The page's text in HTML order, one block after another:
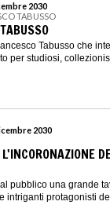
2030
TABUSSO
Tabusso che
per studiosi,
2030
pubblico una grande
intriganti protagonisti